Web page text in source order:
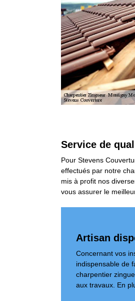
Service de
Pour Stevens
effectués par notre
mis à profit nos
vous assurer le
Artisan
Concernant vos
indispensable de
charpentier
aux travaux. En